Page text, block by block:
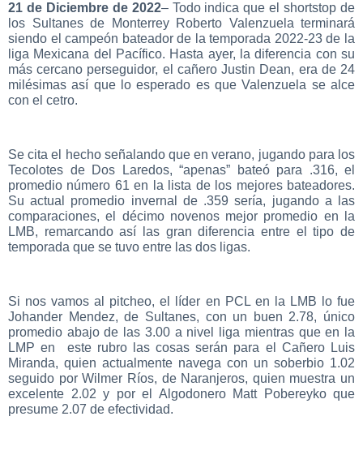
21 de Diciembre de 2022– Todo indica que el shortstop de
los Sultanes de Monterrey Roberto Valenzuela terminará
siendo el campeón bateador de la temporada 2022-23 de la
liga Mexicana del Pacífico. Hasta ayer, la diferencia con su
más cercano perseguidor, el cañero Justin Dean, era de 24
milésimas así que lo esperado es que Valenzuela se alce
con el cetro.
Se cita el hecho señalando que en verano, jugando para los
Tecolotes de Dos Laredos, “apenas” bateó para .316, el
promedio número 61 en la lista de los mejores bateadores.
Su actual promedio invernal de .359 sería, jugando a las
comparaciones, el décimo novenos mejor promedio en la
LMB, remarcando así las gran diferencia entre el tipo de
temporada que se tuvo entre las dos ligas.
Si nos vamos al pitcheo, el líder en PCL en la LMB lo fue
Johander Mendez, de Sultanes, con un buen 2.78, único
promedio abajo de las 3.00 a nivel liga mientras que en la
LMP en este rubro las cosas serán para el Cañero Luis
Miranda, quien actualmente navega con un soberbio 1.02
seguido por Wilmer Ríos, de Naranjeros, quien muestra un
excelente 2.02 y por el Algodonero Matt Pobereyko que
presume 2.07 de efectividad.